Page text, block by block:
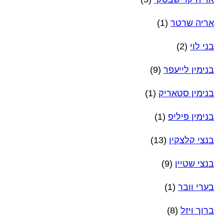
אריה שרטר (1)
בני לוי (2)
בנימין לייעפר (9)
בנימין סטאריק (1)
בנימין פיליפ (1)
בנצי קלצקין (13)
בנצי שטיין (9)
בערי וובר (1)
ברוך ויזל (8)